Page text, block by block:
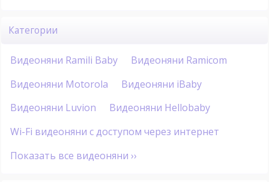
Категории
Видеоняни Ramili Baby
Видеоняни Ramicom
Видеоняни Motorola
Видеоняни iBaby
Видеоняни Luvion
Видеоняни Hellobaby
Wi-Fi видеоняни с доступом через интернет
Показать все видеоняни ››